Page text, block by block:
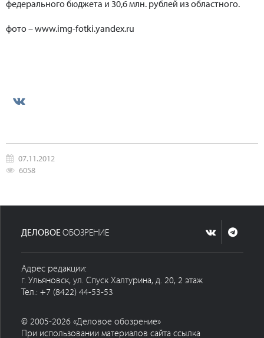
федерального бюджета и 30,6 млн. рублей из областного.
фото – www.img-fotki.yandex.ru
07.11.2012
6058
ДЕЛОВОЕ ОБОЗРЕНИЕ
Адрес редакции:
г. Ульяновск, ул. Спуск Халтурина, д. 20, 2 этаж
Тел.: +7 (8422) 44-53-53
© 2005-2026 «Деловое обозрение»
При использовании материалов сайта ссылка